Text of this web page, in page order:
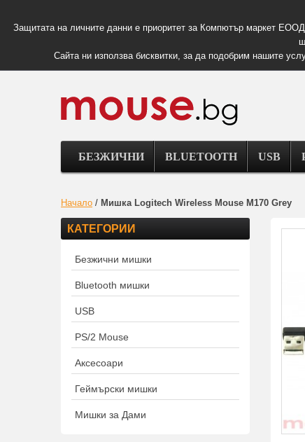
Защитата на личните данни е приоритет за Компютър маркет
Сайта ни използва бисквитки, за да подобрим нашите
БЕЗЖИЧНИ BLUETOOTH USB
Начало / Мишка Logitech Wireless Mouse M170 Grey
КАТЕГОРИИ
Безжични мишки
Bluetooth мишки
USB
PS/2 Mouse
Аксесоари
Геймърски мишки
Мишки за Дами